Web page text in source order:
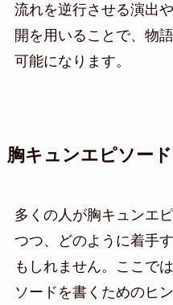
流れを逆行させる演出
開を用いることで、物
可能になります。
胸キュンエピソー
多くの人が胸キュンエ
つつ、どのように着手
もしれません。ここで
ソードを書くためのヒ